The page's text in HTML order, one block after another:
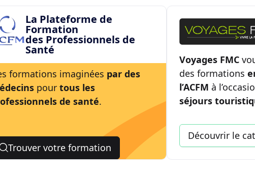
La Plateforme de
Formation
des Professionnels de
Santé
formations imaginées par des
pour tous les
de santé.
Trouver votre formation
Voyages FMC
des formations
l’ACFM à
séjours
Découvrir le